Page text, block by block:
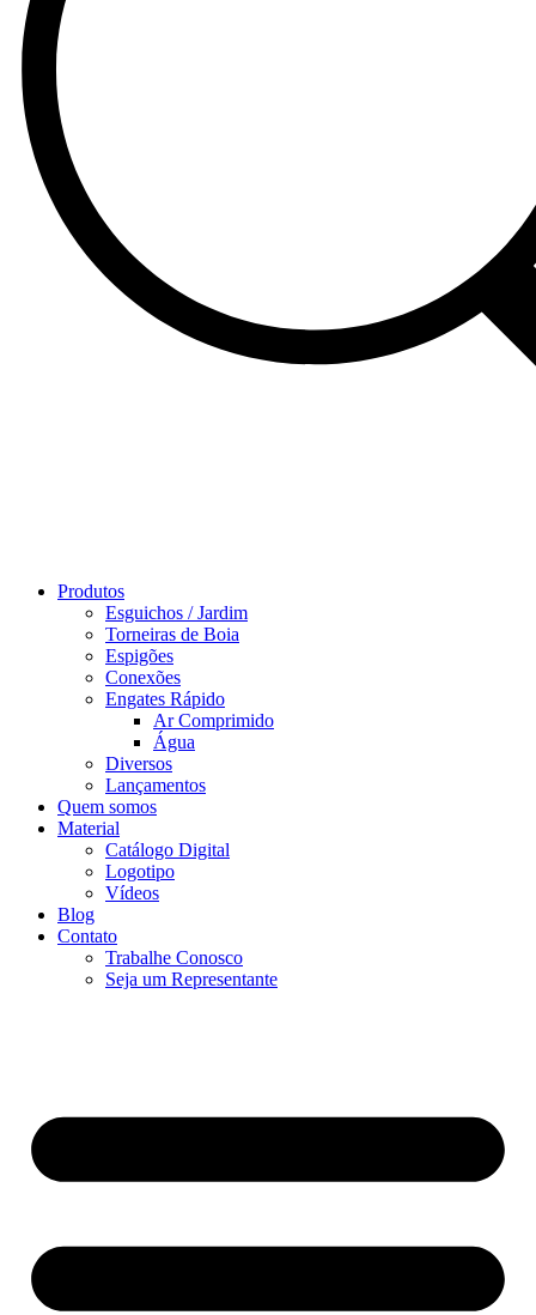
Produtos
Esguichos / Jardim
Torneiras de Boia
Espigões
Conexões
Engates Rápido
Ar Comprimido
Água
Diversos
Lançamentos
Quem somos
Material
Catálogo Digital
Logotipo
Vídeos
Blog
Contato
Trabalhe Conosco
Seja um Representante